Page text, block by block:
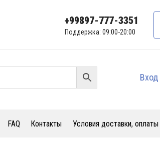
+99897-777-3351
Поддержка: 09:00-20:00
Вход
FAQ Контакты Условия доставки, оплаты